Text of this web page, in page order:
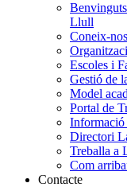
Llull
Coneix-nos
Escoles i
Gestió de
Model
Portal de
Informació
Directori
Treballa a
Com
Contacte